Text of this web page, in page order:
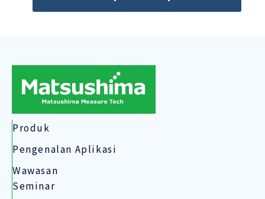
Produk
Pengenalan Aplikasi
Wawasan
Seminar